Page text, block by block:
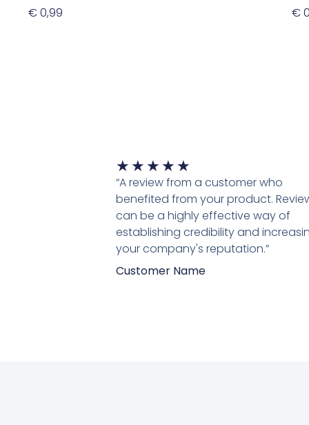
€0,99
€
★ ★ ★ ★ ★
5
van
5
“A review from a customer who
benefited from your product.
can be a highly effective way of
establishing credibility and
your company's reputation.”
Customer Name